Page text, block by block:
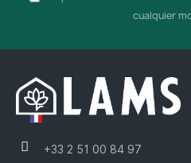
cualquier
+33 2 51 00 84 97